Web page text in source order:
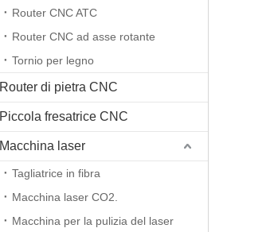
Router CNC ATC
Router CNC ad asse rotante
Tornio per legno
Router di pietra CNC
Piccola fresatrice CNC
Macchina laser
Tagliatrice in fibra
Macchina laser CO2.
Macchina per la pulizia del laser